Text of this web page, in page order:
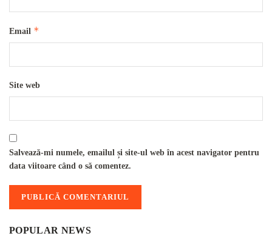
Email *
Site web
Salvează-mi numele, emailul și site-ul web în acest navigator pentru
data viitoare când o să comentez.
POPULAR NEWS